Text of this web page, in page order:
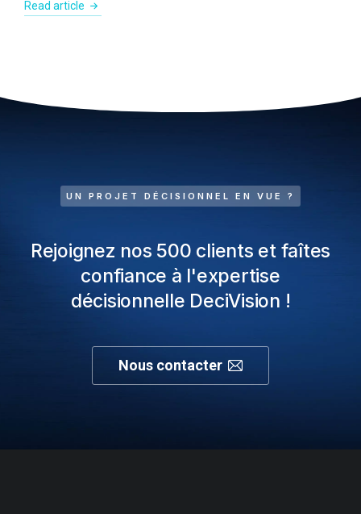
Read article
UN PROJET DÉCISIONNEL EN VUE ?
Rejoignez nos 500 clients et faîtes
confiance à l'expertise
décisionnelle DeciVision !
Nous contacter